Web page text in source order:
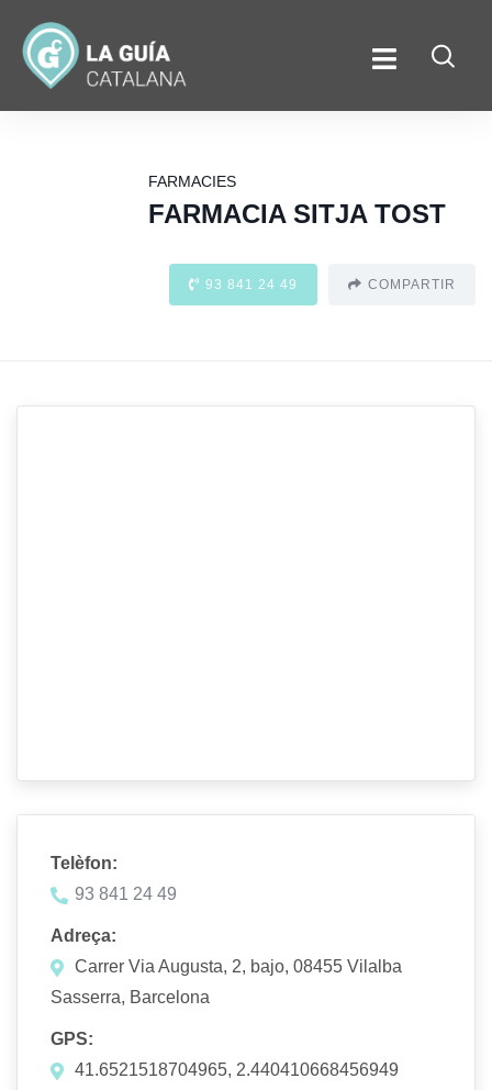
FARMACIES
FARMACIA SITJA TOST
93 841 24 49 COMPARTIR
Telèfon:
93 841 24 49
Adreça:
Carrer Via Augusta, 2, bajo, 08455 Vilalba
Sasserra, Barcelona
GPS:
41.6521518704965, 2.440410668456949